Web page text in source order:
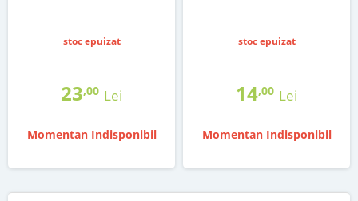
stoc epuizat
23,00 Lei
Momentan Indisponibil
stoc epuizat
14,00 Lei
Momentan Indisponibil